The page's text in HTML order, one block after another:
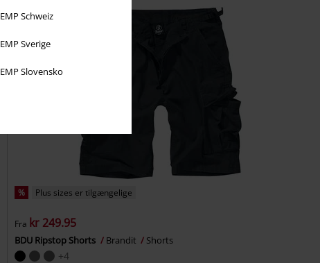
EMP Schweiz
EMP Sverige
EMP Slovensko
% Plus sizes er tilgængelige
Fra kr 249.95
BDU Ripstop Shorts Brandit Shorts
+4